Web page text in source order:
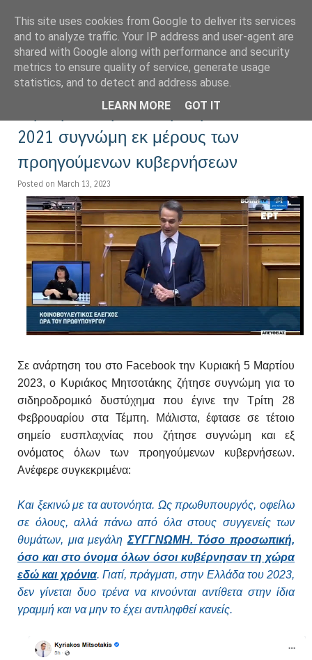
LoNinja.gr
Menu
Τέμπη: Ο Μητσοτάκης ζητούσε και το
2021 συγνώμη εκ μέρους των
προηγούμενων κυβερνήσεων
Posted on March 13, 2023
Σε ανάρτηση του στο Facebook την Κυριακή 5 Μαρτίου
2023, ο Κυριάκος Μητσοτάκης ζήτησε συγνώμη για το
σιδηροδρομικό δυστύχημα που έγινε την Τρίτη 28
Φεβρουαρίου στα Τέμπη. Μάλιστα, έφτασε σε τέτοιο
σημείο ευσπλαχνίας που ζήτησε συγνώμη και εξ
ονόματος όλων των προηγούμενων κυβερνήσεων.
Ανέφερε συγκεκριμένα:
Και ξεκινώ με τα αυτονόητα. Ως πρωθυπουργός, οφείλω
σε όλους, αλλά πάνω από όλα στους συγγενείς των
θυμάτων, μια μεγάλη ΣΥΓΓΝΩΜΗ. Τόσο προσωπική,
όσο και στο όνομα όλων όσοι κυβέρνησαν τη χώρα
εδώ και χρόνια. Γιατί, πράγματι, στην Ελλάδα του 2023,
δεν γίνεται δυο τρένα να κινούνται αντίθετα στην ίδια
γραμμή και να μην το έχει αντιληφθεί κανείς.
This site uses cookies from Google to deliver its services
and to analyze traffic. Your IP address and user-agent are
shared with Google along with performance and security
metrics to ensure quality of service, generate usage
statistics, and to detect and address abuse.
LEARN MORE
GOT IT